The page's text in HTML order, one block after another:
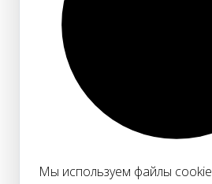
Мы используем файлы cookie